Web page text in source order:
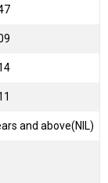
and above(NIL)